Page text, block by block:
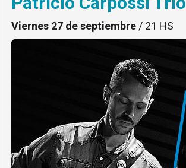
Viernes 27 de septiembre / 21 HS